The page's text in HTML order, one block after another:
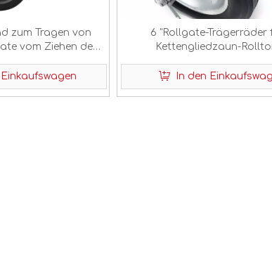
zum Tragen von
vom Ziehen des
6 "Rollgate-Trägerräder
Kettengliedzaun-
In den
>